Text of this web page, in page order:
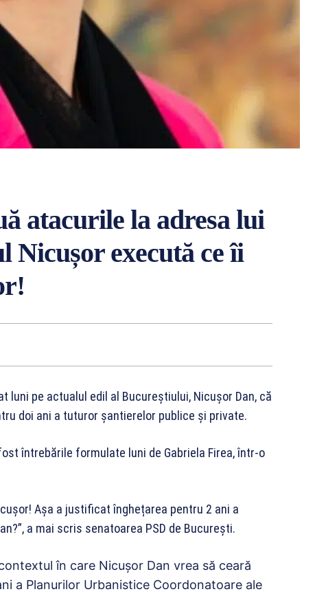
atacurile la adresa lui
execută ce îi
luni pe actualul edil al Bucureștiului, Nicușor Dan, că
doi ani a tuturor șantierelor publice și private.
întrebările formulate luni de Gabriela Firea, într-o
Așa a justificat înghețarea pentru 2 ani a
a mai scris senatoarea PSD de București.
în care Nicușor Dan vrea să ceară
a Planurilor Urbanistice Coordonatoare ale